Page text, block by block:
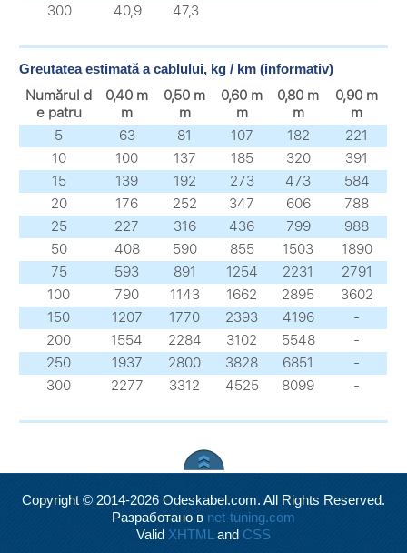
300
40,9 47,3
Greutatea estimată a cablului, kg / km (informativ)
Numărul d
e patru
0,40 m
m
0,50 m
m
0,60 m
m
0,80 m
m
0,90 m
m
5
63 81 107 182
221
10
100 137 185 320
391
15
139 192 273 473
584
20
176 252 347 606
788
25
227 316 436 799
988
50
408 590 855 1503
1890
75
593 891 1254 2231
2791
100
790 1143 1662 2895
3602
150
1207 1770 2393 4196
-
200
1554 2284 3102 5548
-
250
1937 2800 3828 6851
-
300
2277 3312 4525 8099 -
Copyright © 2014-2026 Odeskabel.com. All Rights Reserved.
Разработано в net-tuning.com
Valid XHTMLand CSS